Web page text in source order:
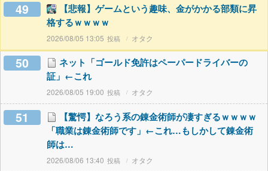
49
【悲報】ゲームという趣味、金がかかる部類に昇
格するｗｗｗｗ
2026/08/05 13:05 オタク
50
ネット「ゴールド免許はペーパードライバーの
証」←これ
2026/08/05 19:00 オタク
51
【驚愕】なろう系の錬金術師が凄すぎるｗｗｗｗ
「職業は錬金術師です」←これ…もしかして錬金術
師は…
2026/08/06 13:40 オタク